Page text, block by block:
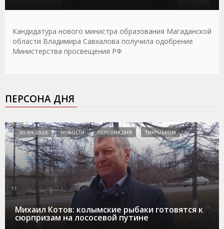
Кандидатура нового министра образования Магаданской
области Владимира Савхалова получила одобрение
Министерства просвещения РФ
ПЕРСОНА ДНЯ
Михаил Котов: колымские рыбаки готовятся к
сюрпризам на лососевой путине
30.04.2026 НОВОСТИ ПЕРСОНА ДНЯ ТИХРЫБКОМ